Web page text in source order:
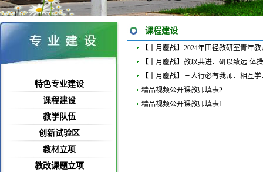
特色专业建设
课程建设
教学队伍
创新试验区
教材立项
教改课题立项
课程建设
【十月鏖战】2024年田径教研室青年
【十月鏖战】教以共进、研以致远-体
【十月鏖战】三人行必有我师、相互
精品视频公开课教师填表2
精品视频公开课教师填表1